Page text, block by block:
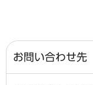
お問い合わせ先